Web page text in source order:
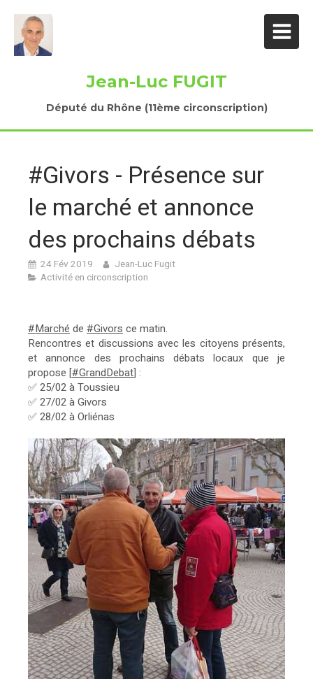
Jean-Luc FUGIT
Député du Rhône (11ème circonscription)
#Givors - Présence sur
le marché et annonce
des prochains débats
24 Fév 2019
Jean-Luc Fugit
Activité en circonscription
#Marché de #Givors ce matin.
Rencontres et discussions avec les citoyens présents,
et annonce des prochains débats locaux que je
propose [#GrandDebat] :
✅ 25/02 à Toussieu
✅ 27/02 à Givors
✅ 28/02 à Orliénas